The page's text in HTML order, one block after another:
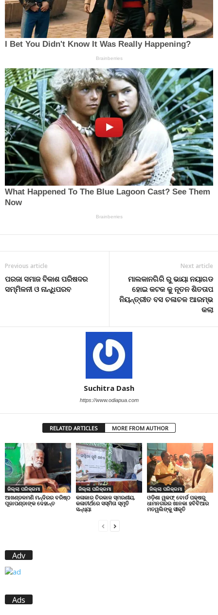
Previous article
ପରଜା ସମାଜ ବିକାଶ ପରିଷଦର
ସମ୍ମିଳନୀ ଓ ନାନ୍ଧିପରବ
Next article
ମାଲକାନଗିରି ରୁ ଭାୟା ନୟାଗଡ
ହୋଇ କଟକ କୁ ନୂତନ ଶିତତାପ
ନିୟନ୍ତ୍ରୀତ ବସ ଚଳାଚଳ ଆରମ୍ଭ
କଲା
Suchitra Dash
https://www.odiapua.com
RELATED ARTICLES MORE FROM AUTHOR
ଜିଲ୍ଲା ପରିକ୍ରମା
ଆଖଣ୍ଡଳମଣି ମନ୍ଦିରର ବରିଷ୍ଠ
ପୂଜାପଣ୍ଡାଙ୍କ ଦେହାନ୍ତ
ଜିଲ୍ଲା ପରିକ୍ରମା
କଳାକାର ଚିରକାଳ ସ୍ମରଣୀୟ,
କଳାତୀର୍ଥରେ ସସ୍ମିତା ସ୍ମୃତି
ସନ୍ଧ୍ୟା
ଜିଲ୍ଲା ପରିକ୍ରମା
ଓଡ଼ିଶା ୱକଫ୍ ବୋର୍ଡ ପକ୍ଷରୁ
ଧାମନଗରର ଖାନକା ହବିବିଆର
ମତୱଲିଙ୍କୁ ସୀକୃତି
Adv
Ads